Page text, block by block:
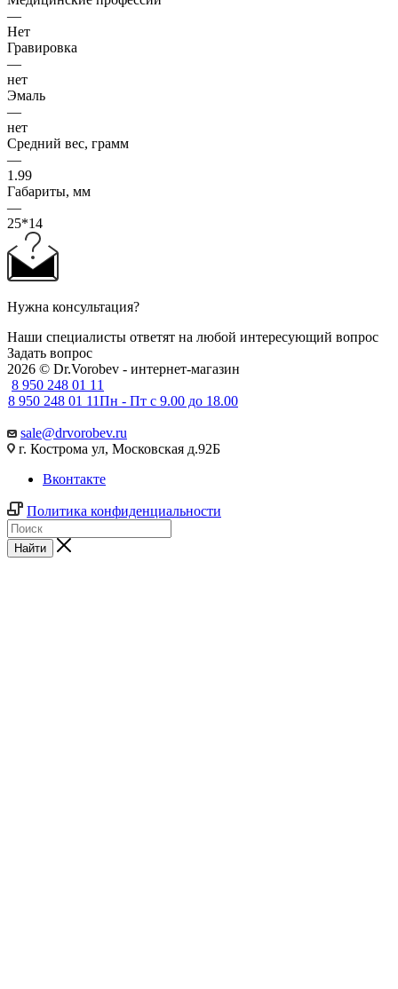
—
Нет
Гравировка
—
нет
Эмаль
—
нет
Средний вес, грамм
—
1.99
Габариты, мм
—
25*14
Нужна консультация?
Наши специалисты ответят на любой интересующий вопрос
Задать вопрос
2026 © Dr.Vorobev - интернет-магазин
8 950 248 01 11
8 950 248 01 11Пн - Пт с 9.00 до 18.00
sale@drvorobev.ru
г. Кострома ул, Московская д.92Б
Вконтакте
Политика конфиденциальности
Найти